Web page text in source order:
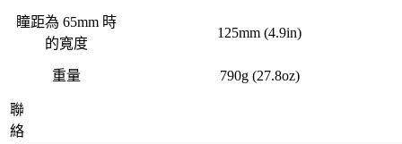
瞳距為 65mm 時
的寬度
125mm (4.9in)
重量 790g (27.8oz)
聯
絡